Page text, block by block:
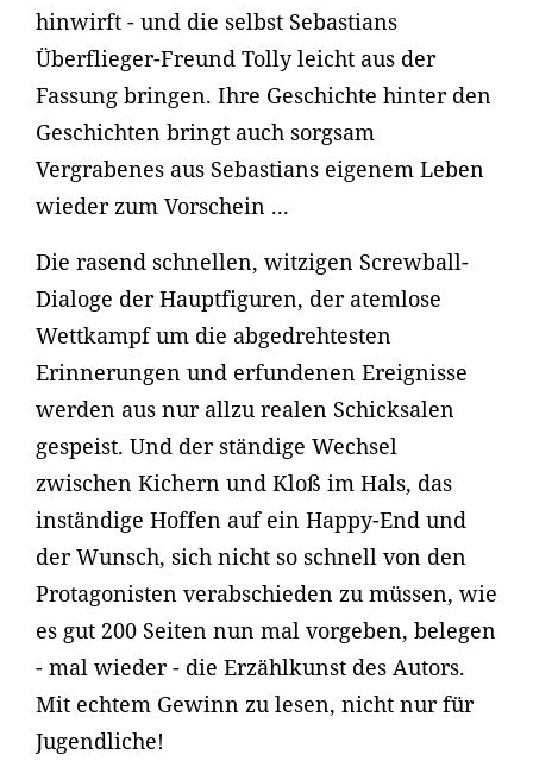
hinwirft - und die selbst Sebastians
Überflieger-Freund Tolly leicht aus der
Fassung bringen. Ihre Geschichte hinter den
Geschichten bringt auch sorgsam
Vergrabenes aus Sebastians eigenem Leben
wieder zum Vorschein ...
Die rasend schnellen, witzigen Screwball-
Dialoge der Hauptfiguren, der atemlose
Wettkampf um die abgedrehtesten
Erinnerungen und erfundenen Ereignisse
werden aus nur allzu realen Schicksalen
gespeist. Und der ständige Wechsel
zwischen Kichern und Kloß im Hals, das
inständige Hoffen auf ein Happy-End und
der Wunsch, sich nicht so schnell von den
Protagonisten verabschieden zu müssen, wie
es gut 200 Seiten nun mal vorgeben, belegen
- mal wieder - die Erzählkunst des Autors.
Mit echtem Gewinn zu lesen, nicht nur für
Jugendliche!